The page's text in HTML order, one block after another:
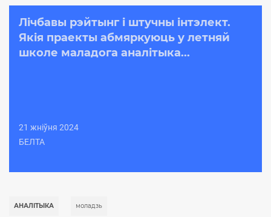
Лічбавы рэйтынг і штучны інтэлект.
Якія праекты абмяркуюць у летняй
школе маладога аналітыка...
21 жніўня 2024
БЕЛТА
АНАЛІТЫКА моладзь